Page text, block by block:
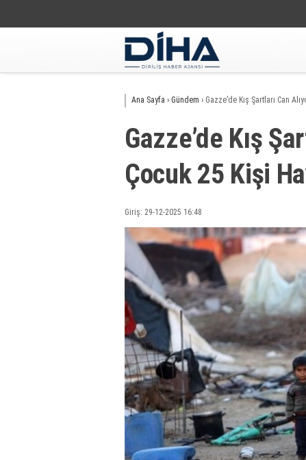
Ana Sayfa › Gündem › Gazze’de Kış Şartları Can
Gazze’de Kış
Çocuk 25 Kişi
Giriş: 29-12-2025 16:48